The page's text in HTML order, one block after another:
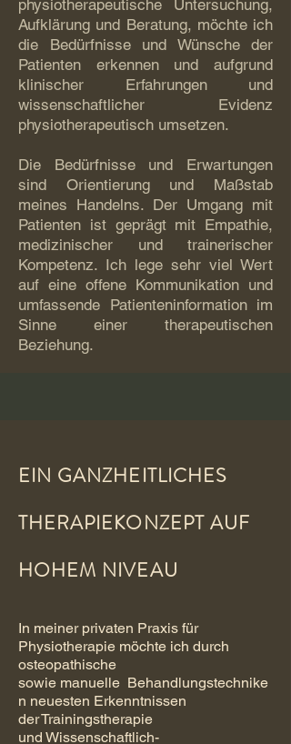
physiotherapeutische Untersuchung,
Aufklärung und Beratung, möchte ich
die Bedürfnisse und Wünsche der
Patienten erkennen und aufgrund
klinischer Erfahrungen und
wissenschaftlicher Evidenz
physiotherapeutisch umsetzen.
Die Bedürfnisse und Erwartungen
sind Orientierung und Maßstab
meines Handelns. Der Umgang mit
Patienten ist geprägt mit Empathie,
medizinischer und trainerischer
Kompetenz. Ich lege sehr viel Wert
auf eine offene Kommunikation und
umfassende Patienteninformation im
Sinne einer therapeutischen
Beziehung.
EIN GANZHEITLICHES
THERAPIEKONZEPT AUF
HOHEM NIVEAU
In meiner privaten Praxis für
Physiotherapie möchte ich durch
osteopathische
sowie manuelle Behandlungstechnike
n neuesten Erkenntnissen
der Trainingstherapie
und Wissenschaftlich-